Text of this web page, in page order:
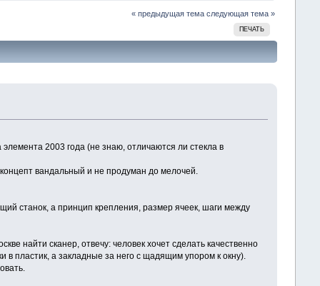
« предыдущая тема следующая тема »
ПЕЧАТЬ
2003 года (не знаю, отличаются ли стекла в
вандальный и не продуман до мелочей.
станок, а принцип крепления, размер ячеек, шаги между
найти сканер, отвечу: человек хочет сделать качественно
пластик, а закладные за него с щадящим упором к окну).